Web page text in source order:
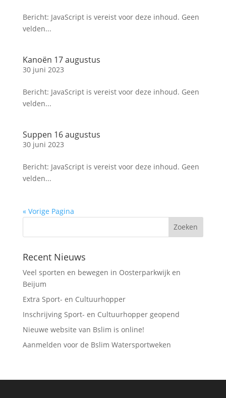
Bericht: JavaScript is vereist voor deze inhoud. Geen
velden...
Kanoën 17 augustus
30 juni 2023
Bericht: JavaScript is vereist voor deze inhoud. Geen
velden...
Suppen 16 augustus
30 juni 2023
Bericht: JavaScript is vereist voor deze inhoud. Geen
velden...
« Vorige Pagina
Recent Nieuws
Veel sporten en bewegen in Oosterparkwijk en
Beijum
Extra Sport- en Cultuurhopper
Inschrijving Sport- en Cultuurhopper geopend
Nieuwe website van Bslim is online!
Aanmelden voor de Bslim Watersportweken